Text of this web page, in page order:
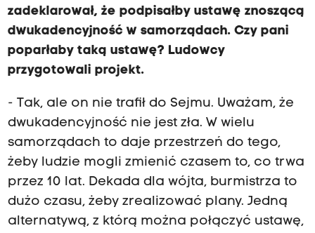
zadeklarował, że podpisałby ustawę znoszącą
dwukadencyjność w samorządach. Czy pani
poparłaby taką ustawę? Ludowcy
przygotowali projekt.
- Tak, ale on nie trafił do Sejmu. Uważam, że
dwukadencyjność nie jest zła. W wielu
samorządach to daje przestrzeń do tego,
żeby ludzie mogli zmienić czasem to, co trwa
przez 10 lat. Dekada dla wójta, burmistrza to
dużo czasu, żeby zrealizować plany. Jedną
alternatywą, z którą można połączyć ustawę,